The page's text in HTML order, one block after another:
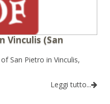
Vinculis (San
San Pietro in Vinculis,
Leggi tutto...